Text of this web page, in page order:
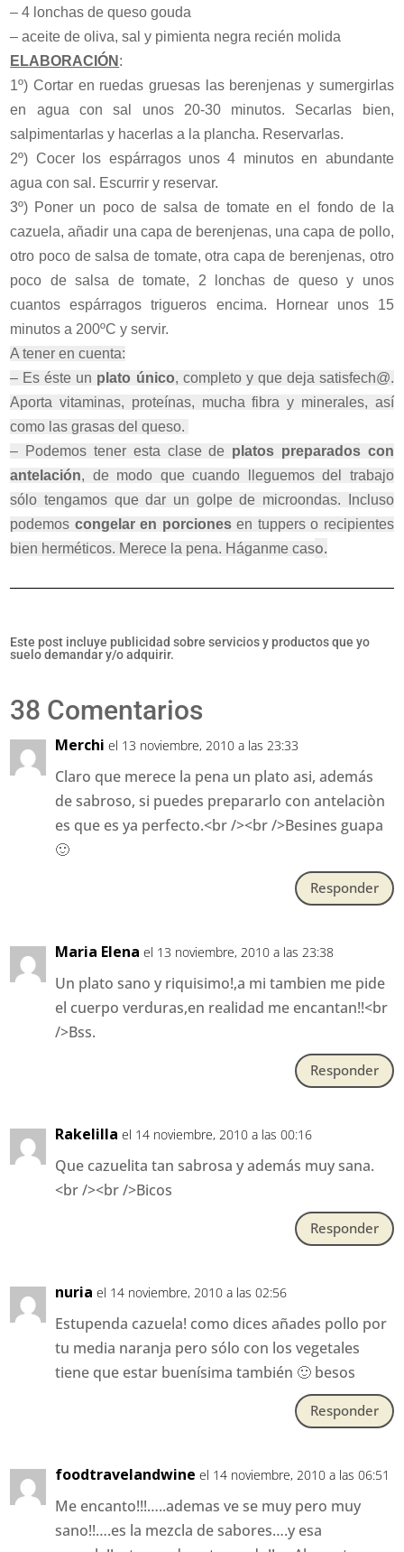
– 4 lonchas de queso gouda
– aceite de oliva, sal y pimienta negra recién molida
ELABORACIÓN :
1º) Cortar en ruedas gruesas las berenjenas y sumergirlas
en agua con sal unos 20-30 minutos. Secarlas bien,
salpimentarlas y hacerlas a la plancha. Reservarlas.
2º) Cocer los espárragos unos 4 minutos en abundante
agua con sal. Escurrir y reservar.
3º) Poner un poco de salsa de tomate en el fondo de la
cazuela, añadir una capa de berenjenas, una capa de pollo,
otro poco de salsa de tomate, otra capa de berenjenas, otro
poco de salsa de tomate, 2 lonchas de queso y unos
cuantos espárragos trigueros encima. Hornear unos 15
minutos a 200ºC y servir.
A tener en cuenta:
– Es éste un plato único, completo y que deja satisfech@.
Aporta vitaminas, proteínas, mucha fibra y minerales, así
como las grasas del queso.
– Podemos tener esta clase de platos preparados con
antelación, de modo que cuando lleguemos del trabajo
sólo tengamos que dar un golpe de microondas. Incluso
podemos congelar en porcionesen tuppers o recipientes
bien herméticos. Merece la pena. Háganme caso.
Este post incluye publicidad sobre servicios y productos que yo
suelo demandar y/o adquirir.
38 Comentarios
Merchi el 13 noviembre, 2010 a las 23:33
Claro que merece la pena un plato asi, además
de sabroso, si puedes prepararlo con antelaciòn
es que es ya perfecto.<br /><br />Besines guapa
🙂
Responder
Maria Elena el 13 noviembre, 2010 a las 23:38
Un plato sano y riquisimo!,a mi tambien me pide
el cuerpo verduras,en realidad me encantan!!<br
/>Bss.
Responder
Rakelilla el 14 noviembre, 2010 a las 00:16
Que cazuelita tan sabrosa y además muy sana.
<br /><br />Bicos
Responder
nuria el 14 noviembre, 2010 a las 02:56
Estupenda cazuela! como dices añades pollo por
tu media naranja pero sólo con los vegetales
tiene que estar buenísima también 🙂 besos
Responder
foodtravelandwine el 14 noviembre, 2010 a las 06:51
Me encanto!!!…..ademas ve se muy pero muy
sano!!….es la mezcla de sabores….y esa